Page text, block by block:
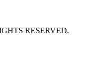
RESERVED.